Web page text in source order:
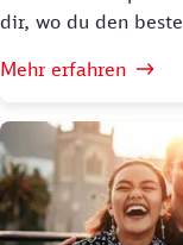
dir, wo du den
Mehr erfahren